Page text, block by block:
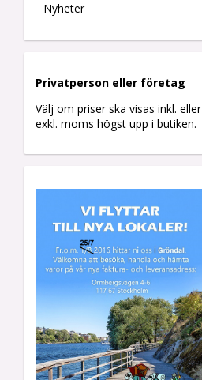
Nyheter
Privatperson eller företag
Välj om priser ska visas inkl. eller
exkl. moms högst upp i butiken.